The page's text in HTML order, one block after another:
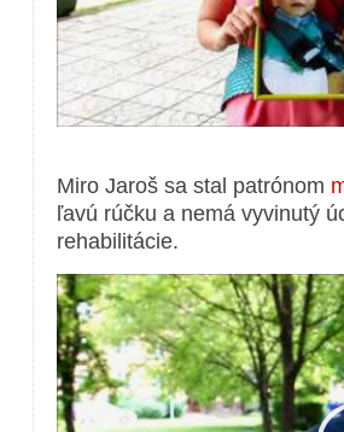
Miro Jaroš sa stal patrónom
ľavú rúčku a nemá vyvinutý
rehabilitácie.